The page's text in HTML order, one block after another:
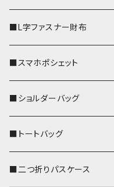
■L字ファスナー財布
■スマホポシェット
■ショルダーバッグ
■トートバッグ
■二つ折りパスケース